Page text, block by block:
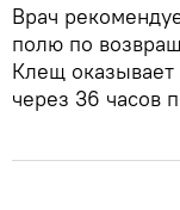
Врач
полю по
Клещ оказывает
через 36 часов